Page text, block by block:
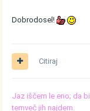
Dobrodosel!
Citiraj
Jaz iščem le eno; da
temveč jih najdem.